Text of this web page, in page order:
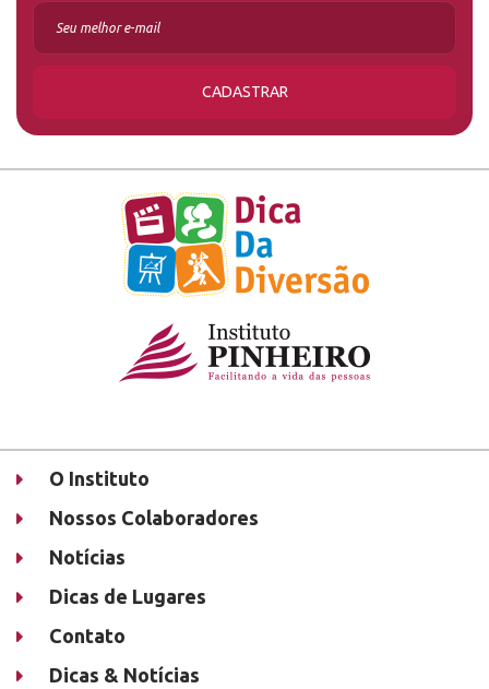
CADASTRAR
O Instituto
Nossos Colaboradores
Notícias
Dicas de Lugares
Contato
Dicas & Notícias